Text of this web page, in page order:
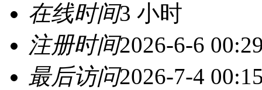
在线时间3 小时
注册时间2026-6-6
最后访问2026-7-4